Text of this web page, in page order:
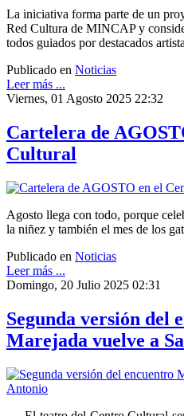
La iniciativa forma parte de un
Red Cultura de MINCAP y
todos guiados por destacados
Publicado en Noticias
Leer más ...
Viernes, 01 Agosto 2025 22:32
Cartelera de
Cultural
Agosto llega con todo, porque
la niñez y también el mes de los
Publicado en Noticias
Leer más ...
Domingo, 20 Julio 2025 02:31
Segunda versión del
Marejada vuelve a